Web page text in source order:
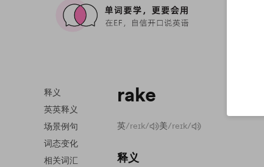
释义
英英释义
场景例句
词态变化
相关词汇
rake
英/reɪk/ 美/reɪk/
释义